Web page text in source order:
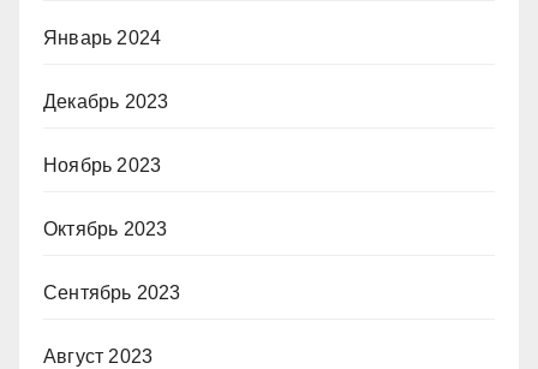
Январь 2024
Декабрь 2023
Ноябрь 2023
Октябрь 2023
Сентябрь 2023
Август 2023